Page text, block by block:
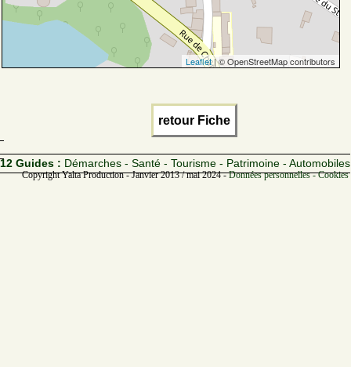
Leaflet| © OpenStreetMap contributors
retour Fiche
12 Guides : Démarches - Santé - Tourisme - Patrimoine - Automobiles
Copyright Yalta Production - Janvier 2013 / mai 2024 -Données personnelles -